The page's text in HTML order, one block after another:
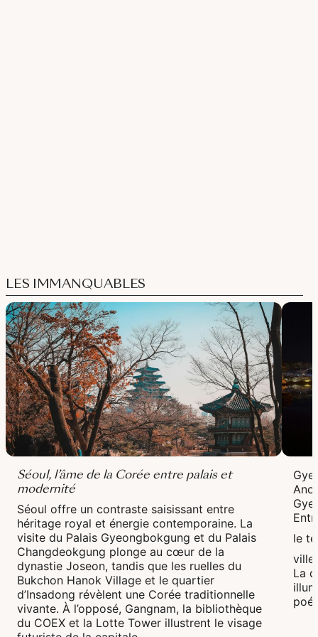
LES IMMANQUABLES
Séoul, l’âme de la Corée entre palais et
modernité
Séoul offre un contraste saisissant entre
héritage royal et énergie contemporaine. La
visite du Palais Gyeongbokgung et du Palais
Changdeokgung plonge au cœur de la
dynastie Joseon, tandis que les ruelles du
Bukchon Hanok Village et le quartier
d’Insadong révèlent une Corée traditionnelle
vivante. À l’opposé, Gangnam, la bibliothèque
du COEX et la Lotte Tower illustrent le visage
le
ville
La